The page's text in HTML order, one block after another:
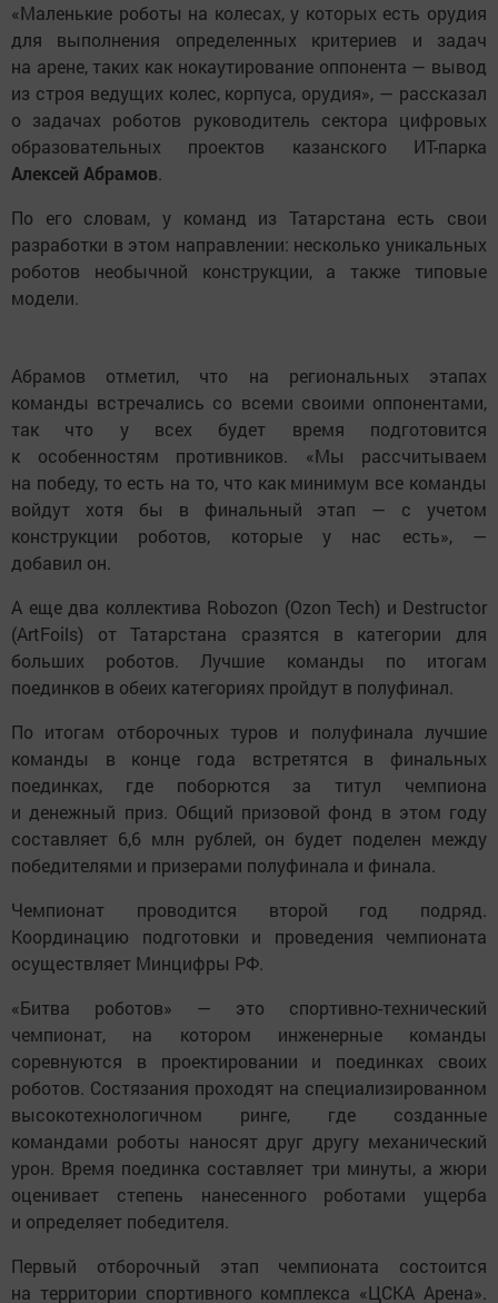
«Маленькие роботы на колесах, у которых есть орудия
для выполнения определенных критериев и задач
на арене, таких как нокаутирование оппонента — вывод
из строя ведущих колес, корпуса, орудия», — рассказал
о задачах роботов руководитель сектора цифровых
образовательных проектов казанского ИТ-парка
Алексей Абрамов.
По его словам, у команд из Татарстана есть свои
разработки в этом направлении: несколько уникальных
роботов необычной конструкции, а также типовые
модели.
Абрамов отметил, что на региональных этапах
команды встречались со всеми своими оппонентами,
так что у всех будет время подготовится
к особенностям противников. «Мы рассчитываем
на победу, то есть на то, что как минимум все команды
войдут хотя бы в финальный этап — с учетом
конструкции роботов, которые у нас есть», —
добавил он.
А еще два коллектива Robozon (Ozon Tech) и Destructor
(ArtFoils) от Татарстана сразятся в категории для
больших роботов. Лучшие команды по итогам
поединков в обеих категориях пройдут в полуфинал.
По итогам отборочных туров и полуфинала лучшие
команды в конце года встретятся в финальных
поединках, где поборются за титул чемпиона
и денежный приз. Общий призовой фонд в этом году
составляет 6,6 млн рублей, он будет поделен между
победителями и призерами полуфинала и финала.
Чемпионат проводится второй год подряд.
Координацию подготовки и проведения чемпионата
осуществляет Минцифры РФ.
«Битва роботов» — это спортивно-технический
чемпионат, на котором инженерные команды
соревнуются в проектировании и поединках своих
роботов. Состязания проходят на специализированном
высокотехнологичном ринге, где созданные
командами роботы наносят друг другу механический
урон. Время поединка составляет три минуты, а жюри
оценивает степень нанесенного роботами ущерба
и определяет победителя.
Первый отборочный этап чемпионата состоится
на территории спортивного комплекса «ЦСКА Арена».